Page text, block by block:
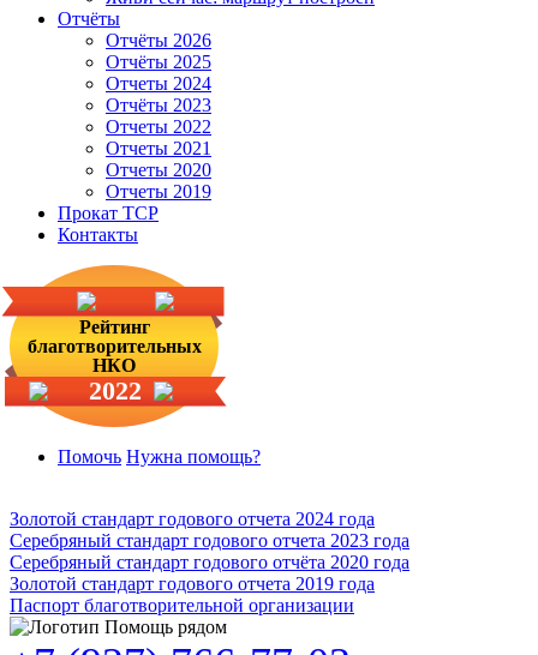
Отчёты
Отчёты 2026
Отчёты 2025
Отчеты 2024
Отчёты 2023
Отчеты 2022
Отчеты 2021
Отчеты 2020
Отчеты 2019
Прокат ТСР
Контакты
Рейтинг
благотворительных
НКО
2022
Помочь Нужна помощь?
Золотой стандарт годового отчета 2024 года
Серебряный стандарт годового отчета 2023 года
Серебряный стандарт годового отчёта 2020 года
Золотой стандарт годового отчета 2019 года
Паспорт благотворительной организации